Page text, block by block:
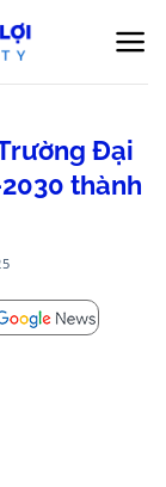
Đại
thành